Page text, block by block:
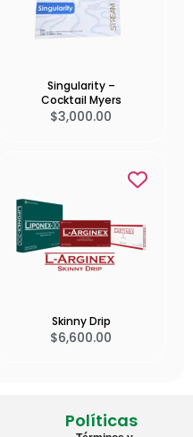
Singularity –
Cocktail Myers
$3,000.00
Skinny Drip
$6,600.00
Políticas